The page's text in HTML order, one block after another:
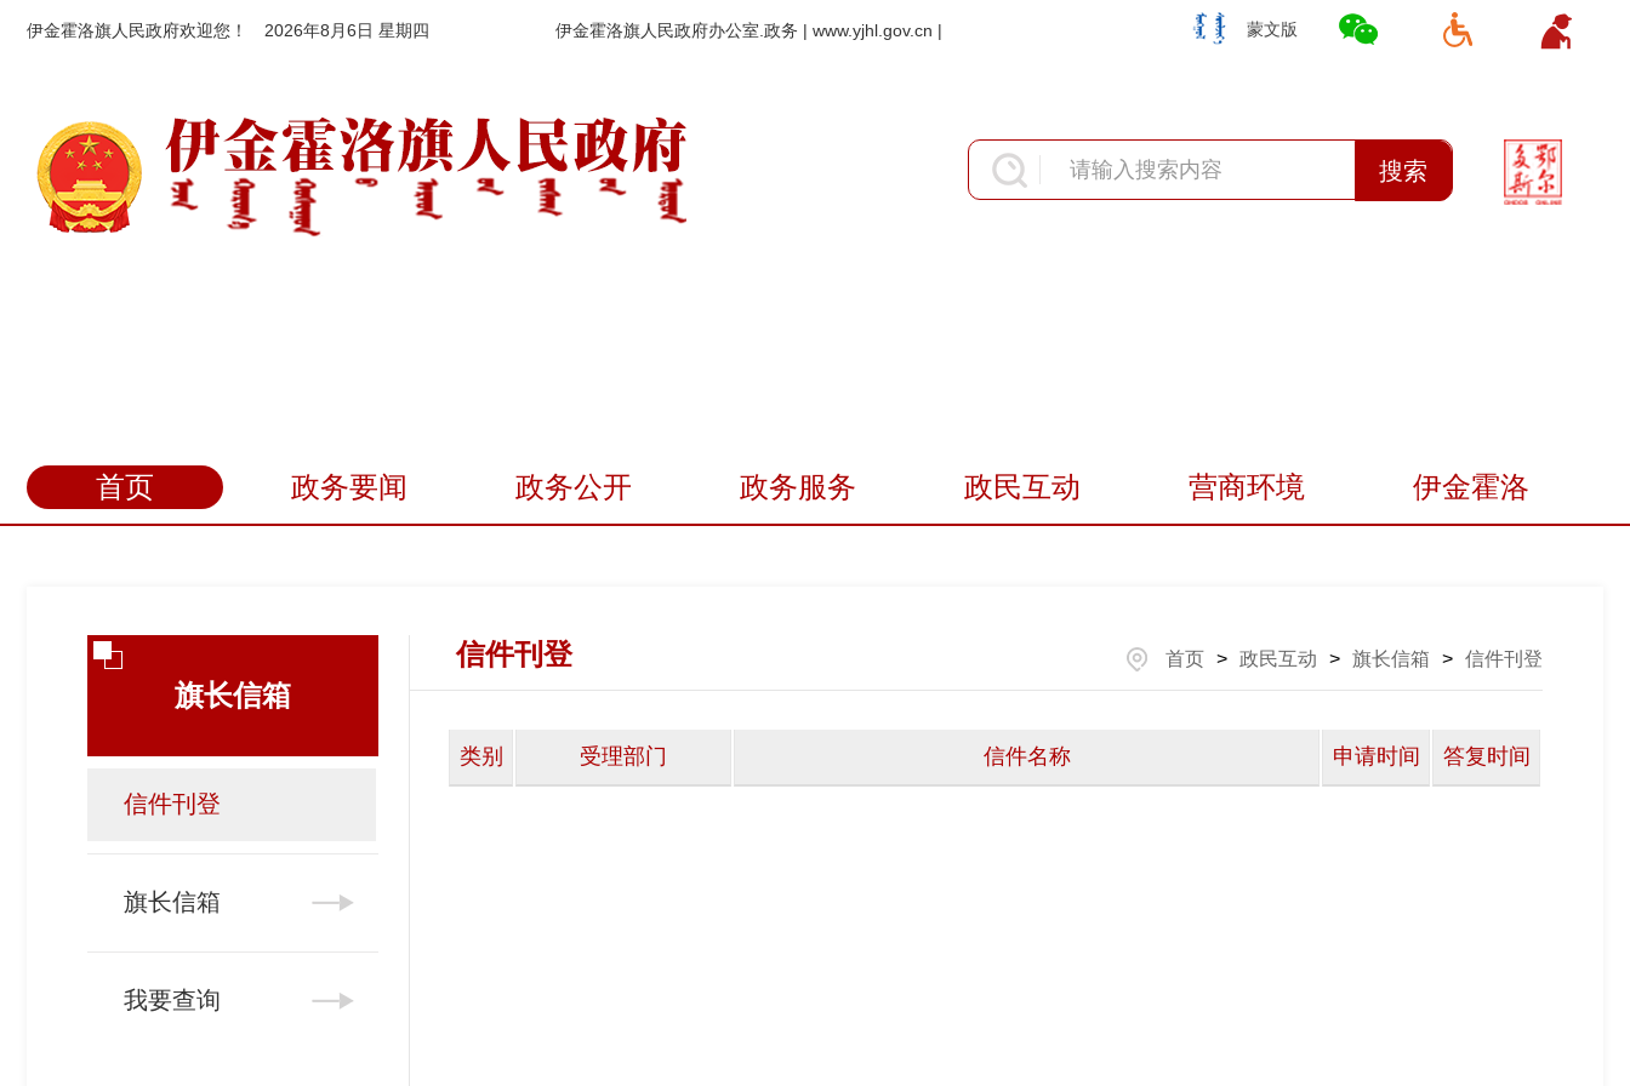
伊金霍洛旗人民政府欢迎您！ 2026年8月6日 星期四 伊金霍洛旗人民政府办公室.政务 | www.yjhl.gov.cn | 蒙文版
搜索
首页 政务要闻 政务公开 政务服务 政民互动 营商环境 伊金霍洛
旗长信箱
信件刊登
旗长信箱
我要查询
信件刊登 首页 > 政民互动 > 旗长信箱 > 信件刊登
类别 受理部门 信件名称 申请时间 答复时间